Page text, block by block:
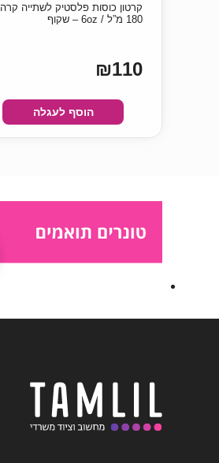
קרטון כוסות פלסטיק לשתייה קרה
180 מ”ל / 6oz – שקוף
₪110
הוסף לעגלה